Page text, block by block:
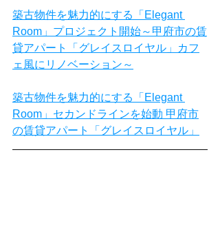
築古物件を魅力的にする「Elegant
Room」プロジェクト開始～甲府市の賃
貸アパート「グレイスロイヤル」カフ
ェ風にリノベーション～
築古物件を魅力的にする「Elegant
Room」セカンドラインを始動 甲府市
の賃貸アパート「グレイスロイヤル」